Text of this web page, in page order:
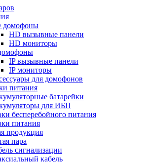
домофоны
HD вызывные панели
HD мониторы
IP вызывные панели
IP мониторы
для домофонов
питания
батарейки
для ИБП
бесперебойного питания
питания
продукция
пара
сигнализации
кабель